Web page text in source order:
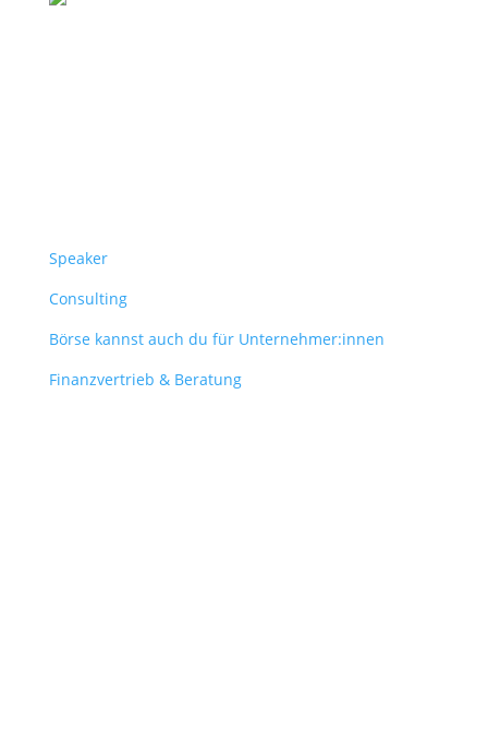
Speaker
Consulting
Börse kannst auch du für Unternehmer:innen
Finanzvertrieb & Beratung